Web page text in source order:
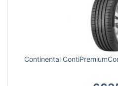
Continental